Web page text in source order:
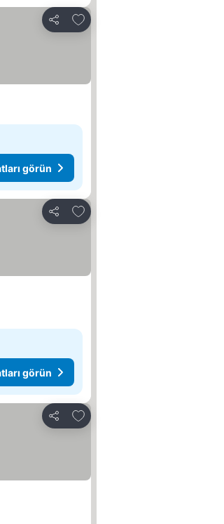
Paylaş
Favorilerime ekle
görün
Paylaş
Favorilerime ekle
görün
Paylaş
Favorilerime ekle